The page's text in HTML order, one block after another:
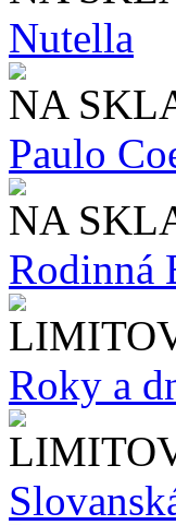
Nutella
NA
Paulo
NA
Rodinná
Roky a